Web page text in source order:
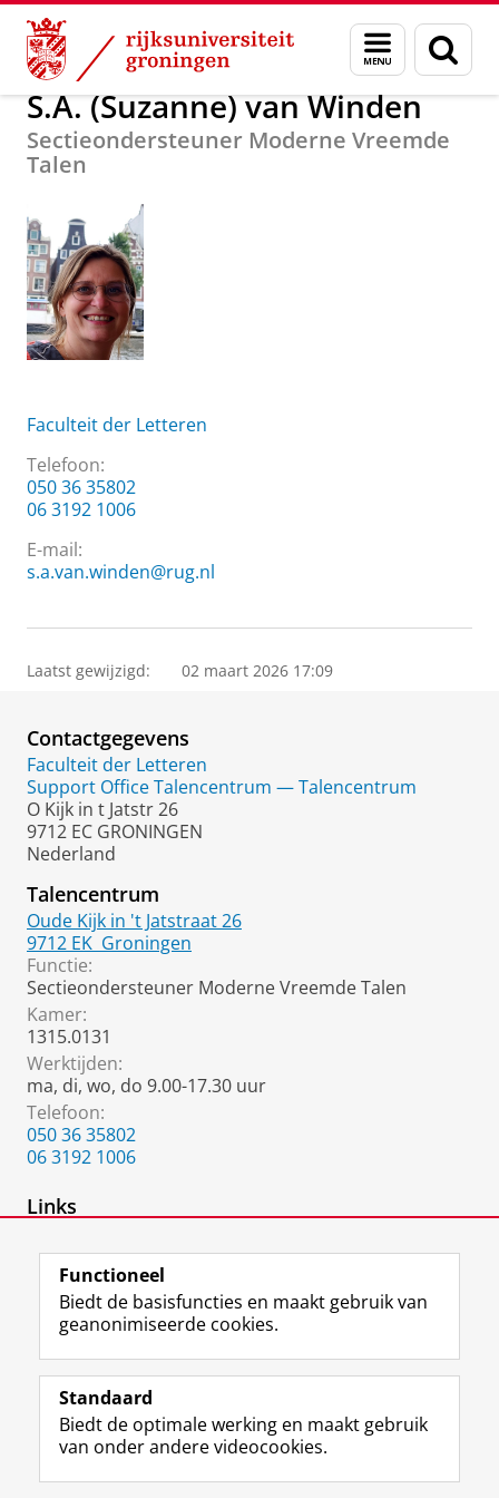
Skip
Content
Skip
Navigation
Menu
en
zoeken
Over ons S.A. (Suzanne) van Winden
S.A. (Suzanne) van Winden
Sectieondersteuner Moderne Vreemde
Talen
Faculteit der Letteren
Telefoon:
050 36 35802
06 3192 1006
E-mail:
s.a.van.winden@rug.nl
Laatst gewijzigd: 02 maart 2026 17:09
Contactgegevens
Faculteit der Letteren
Support Office Talencentrum — Talencentrum
O Kijk in t Jatstr 26
9712 EC GRONINGEN
Nederland
Talencentrum
Oude Kijk in 't Jatstraat 26
9712 EK Groningen
Functie:
Sectieondersteuner Moderne Vreemde Talen
Kamer:
1315.0131
Werktijden:
ma, di, wo, do 9.00-17.30 uur
Telefoon:
050 36 35802
06 3192 1006
Links
Volg de RUG
F
a
e
b
L
i
k
e
R
S
-
f
I
n
t
Y
o
T
Studiekiezers
Functioneel
Biedt de basisfuncties en maakt gebruik van
geanonimiseerde cookies.
Standaard
Biedt de optimale werking en maakt gebruik
van onder andere videocookies.